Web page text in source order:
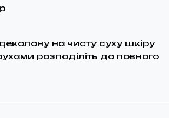
на чисту суху шкіру
розподіліть до повного